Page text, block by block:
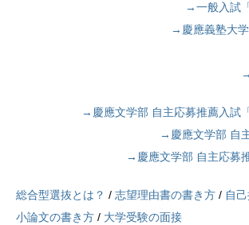
→一般入試
→慶應義塾大
→慶應文学部 自主応募推薦入試
→慶應文学部 自
→慶應文学部 自主応募
総合型選抜とは？ / 志望理由書の書き方 / 自
小論文の書き方 / 大学受験の面接